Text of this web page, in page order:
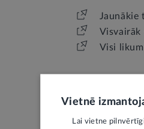
Jaunākie
Visvairāk
Visi
Vietnē
Lai vietne